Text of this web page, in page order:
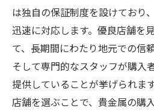
は独自の保証制度を設けており
迅速に対応します。優良店舗を
て、長期間にわたり地元での信
そして専門的なスタッフが購入
提供していることが挙げられま
店舗を選ぶことで、貴金属の購